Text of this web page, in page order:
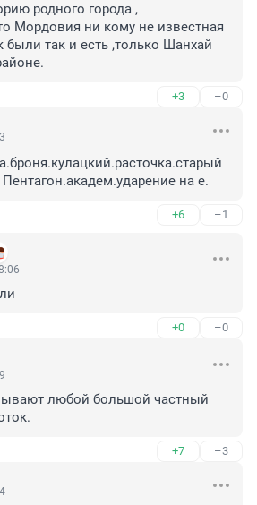
родного города ,
Мордовия ни кому не известная
были так и есть ,только Шанхай
+3 –0
на е.
+6 –1
+0 –0
любой большой частный
+7 –3